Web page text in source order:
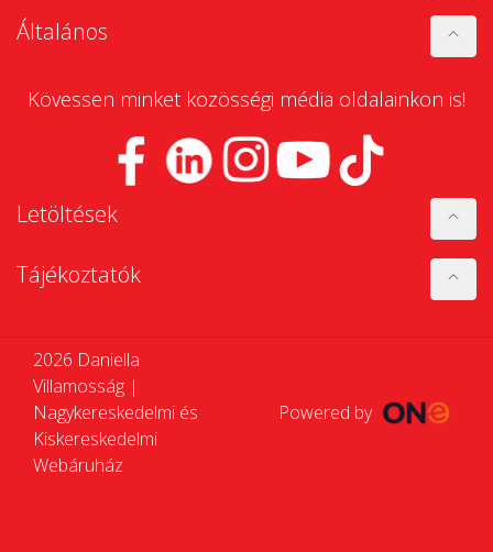
Általános
Kövessen minket közösségi média oldalainkon is!
Letöltések
Tájékoztatók
2026 Daniella
Villamosság |
Nagykereskedelmi és
Kiskereskedelmi
Webáruház
Powered by